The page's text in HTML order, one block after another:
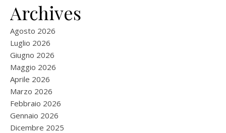
Archives
Agosto 2026
Luglio 2026
Giugno 2026
Maggio 2026
Aprile 2026
Marzo 2026
Febbraio 2026
Gennaio 2026
Dicembre 2025